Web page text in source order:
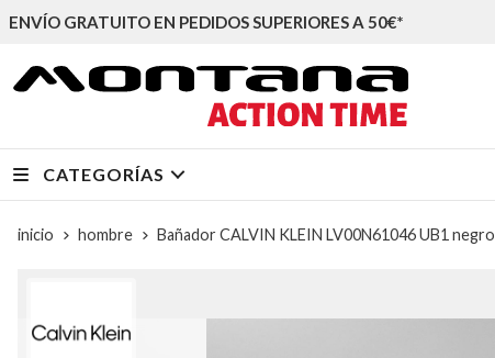
ENVÍO GRATUITO EN PEDIDOS SUPERIORES A 50€*
CATEGORÍAS
inicio hombre Bañador CALVIN KLEIN LV00N61046 UB1 negro